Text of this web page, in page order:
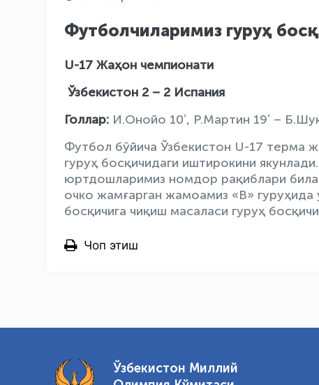
Футболчиларимиз гуруҳ
U-17 Жаҳон чемпионати
Ўзбекистон 2 – 2 Испания
Голлар: И.Онойо 10ʼ, Р.Мартин 19ʼ –
Футбол бўйича Ўзбекистон U-17 терма
гуруҳ босқичидаги иштирокини
юртдошларимиз номдор рақиблари
очко жамғарган жамоамиз «В» гуруҳида
босқичига чиқиш масаласи гуруҳ
Чоп этиш
Ўзбекистон Миллий